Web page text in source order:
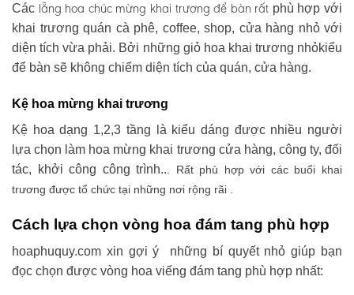
Các lẵng hoa chúc mừng khai trương để bàn rất phù hợp với
khai trương quán cà phê, coffee, shop, cửa hàng nhỏ với
diện tích vừa phải. Bởi những giỏ hoa khai trương nhỏkiểu
để bàn sẽ không chiếm diện tích của quán, cửa hàng.
Kệ hoa mừng khai trương
Kệ hoa dạng 1,2,3 tầng là kiểu dáng được nhiều người
lựa chọn làm hoa mừng khai trương cửa hàng, công ty, đối
tác, khởi công công trình.. . Rất phù hợp với các buổi khai
trương được tổ chức tại những nơi rộng rãi .
Cách lựa chọn vòng hoa đám tang phù hợp
hoaphuquy.com xin gợi ý những bí quyết nhỏ giúp bạn
đọc chọn được vòng hoa viếng đám tang phù hợp nhất: